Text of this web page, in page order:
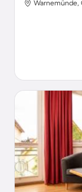
Warnemünde,